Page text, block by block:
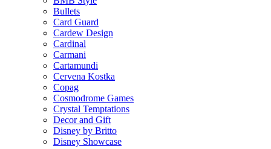
Bullets
Card Guard
Cardew Design
Cardinal
Carmani
Cartamundi
Cervena Kostka
Copag
Cosmodrome Games
Crystal Temptations
Decor and Gift
Disney by Britto
Disney Showcase